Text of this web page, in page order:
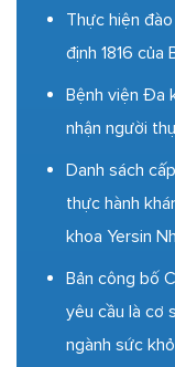
Thực hiện
định 1816 của
Bệnh viện Đa
nhận người
Danh sách
thực hành
khoa Yersin
Bản công bố
yêu cầu là cơ
ngành sức